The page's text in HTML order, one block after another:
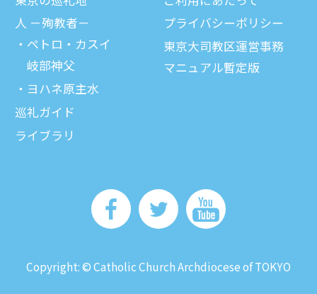
⼈ －殉教者－
ペトロ・カスイ
岐部神父
ヨハネ原主水
巡礼ガイド
ライブラリ
プライバシーポリシー
東京大司教区運営事務
マニュアル暫定版
Copyright: © Catholic Church Archdiocese of TOKYO